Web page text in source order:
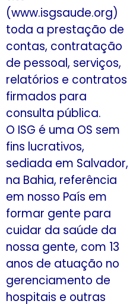
(www.isgsaude.org)
toda a prestação de
contas, contratação
de pessoal, serviços,
relatórios e contratos
firmados para
consulta pública.
O ISG é uma OS sem
fins lucrativos,
sediada em Salvador,
na Bahia, referência
em nosso País em
formar gente para
cuidar da saúde da
nossa gente, com 13
anos de atuação no
gerenciamento de
hospitais e outras